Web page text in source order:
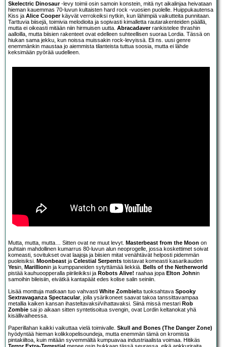
Skelectric Dinosaur-levy toimii osin samoin konstein, mitä nyt aikalinjaa heivataan
hieman kauemmas 70-luvun kultaisten hard rock -vuosien puolelle. Huippukautensa
Kiss ja Alice Cooperkäyvät verrokeiksi nytkin, kun lähimpiä vaikutteita punnitaan.
Tarttuvia biisejä, toimivia melodioita ja sopivasti kimalletta rautarakenteiden päällä,
mutta ei oikeasti mitään niin hirmuisen uutta. Abracadaverrankistelee thrashin
aalloilla, mutta biisien rakenteet ovat edelleen suhteellisen suoraa Lordia. Tässä on
hiukan sama jekku, kun noissa muissakin rock-levyissä. Eli ns. uusi genre
enemmänkin maustaa jo aiemmista tilanteista tuttua soosia, mutta ei lähde
keksimään pyörää uudelleen.
Mutta, mutta, mutta… Sitten ovat ne muut levyt. Masterbeast from the Moon on
puhtain mahdollinen kumarrus 80-luvun alun neoprogelle, jossa koskettimet soivat
komeasti, sovitukset ovat laajoja ja biisien mitat venähtävät helposti pidemmän
puoleisiksi. Moonbeast ja Celestial Serpents toistavat komeasti kasarikauden
Yesin, Marillionin ja kumppaneiden sytyttämää liekkiä. Bells of the Netherworld
pistää kauhuoopperalla piirileikiksi ja Robots Alive! raahaa jopa Elton Johnin
samoihin bileisiin, eivätkä kantapäät edes kolise salin seiniin.
Lisää monttuja matkaan tuo vahvasti White Zombielta tuoksahtava Spooky
Sextravaganza Spectacular, jolla ysärikoneet saavat takoa tanssittavampaa
metallia kaiken kansan ihasteltavaksi/vihattavaksi. Siinä missä mestari Rob
Zombie sai jo aikaan sitten syntetisoitua svengin, ovat Lordin keltanokat yhä
kisällivaiheessa.
Paperillahan kaikki vaikuttaa vielä toimivalle. Skull and Bones (The Danger Zone)
hyödyntää hieman kolikkopelisoundeja, mutta enemmän tämä on kromista
pintakiiltoa, kuin mitään syvemmältä kumpuavaa industriaalista voimaa. Hitikäs